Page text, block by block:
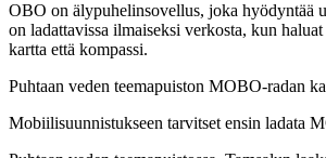
OBO on älypuhelinsovellus, joka hyödyntää
on ladattavissa ilmaiseksi verkosta, kun
kartta että kompassi.
Puhtaan veden teemapuiston MOBO-radan
Mobiilisuunnistukseen tarvitset ensin ladata